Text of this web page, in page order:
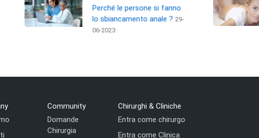
Perché le persone si fanno
lo sbiancamento anale ? 29-
06-2023
Community
Domande
Chirurgia
Chirurghi & Cliniche
Entra come chirurgo
Entra come Clinica